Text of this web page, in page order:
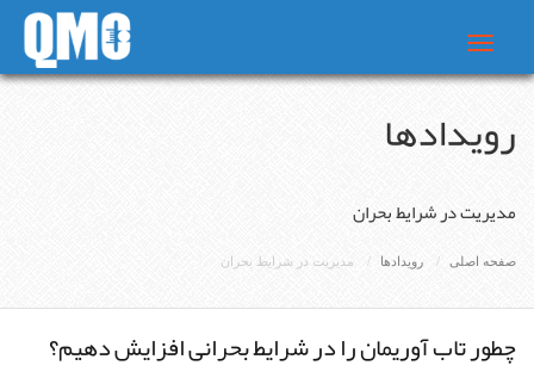
Toggle
رویدادها
مدیریت در شرایط بحران
صفحه اصلی رویدادها مدیریت در شرایط بحران
چطور تاب آوریمان را در شرایط بحرانی افزایش دهیم؟